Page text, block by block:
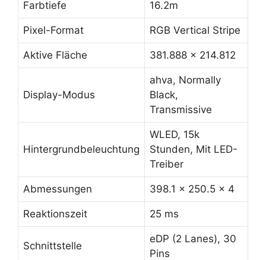
Farbtiefe 16.2m
Pixel-Format RGB Vertical Stripe
Aktive Fläche 381.888 x 214.812
Display-Modus
ahva, Normally
Black,
Transmissive
Hintergrundbeleuchtung
WLED, 15k
Stunden, Mit LED-
Treiber
Abmessungen 398.1 x 250.5 x 4
Reaktionszeit 25 ms
Schnittstelle
eDP (2 Lanes), 30
Pins